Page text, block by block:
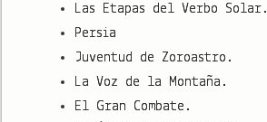
Las Etapas del Verbo Solar.
Persia
Juventud de Zoroastro.
La Voz de la Montaña.
El Gran Combate.